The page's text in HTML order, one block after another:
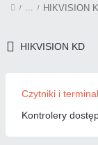
HIKVISION
HIKVISION KD
Czytniki i
Kontrolery